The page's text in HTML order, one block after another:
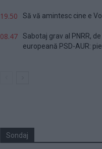
19.50 Să vă amintesc cine e
08.47
Sabotaj grav al PNRR,
europeană PSD-AUR:
Sondaj